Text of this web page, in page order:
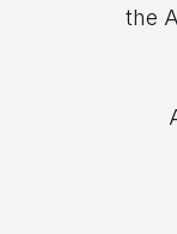
the